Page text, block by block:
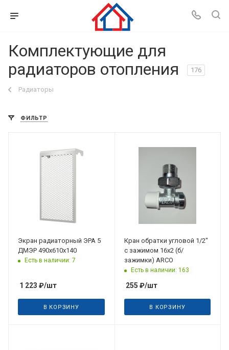
Комплектующие для
радиаторов отопления
176
Радиаторы
ФИЛЬТР
Экран радиаторный ЭРА 5
ДМЭР 490x610x140
Есть в наличии: 7
1 223 ₽/шт
В КОРЗИНУ
Кран обратки угловой 1/2"
с зажимом 16x2 (б/
зажимки) ARCO
Есть в наличии: 163
255 ₽/шт
В КОРЗИНУ